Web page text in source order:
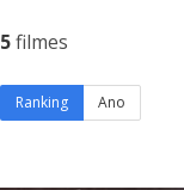
5filmes
Ranking Ano